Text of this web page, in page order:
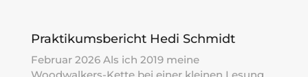
Praktikumsbericht Hedi Schmidt
Februar 2026 Als ich 2019 meine